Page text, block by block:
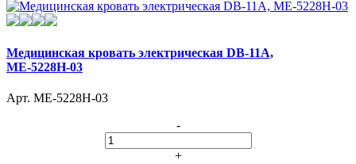
Медицинская кровать электрическая DB-11А,
МЕ-5228Н-03
Арт. МЕ-5228Н-03
-
+